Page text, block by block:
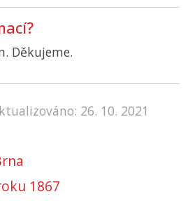
Děkujeme.
26. 10. 2021
1867